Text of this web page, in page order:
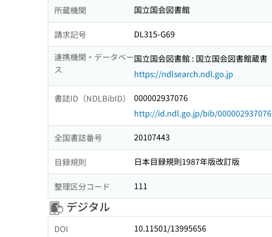
所蔵機関 国立国会図書館
請求記号
DL315-G69
連携機関・データベー
ス
国立国会図書館 : 国立国会図書館蔵書
https://ndlsearch.ndl.go.jp
書誌ID（NDLBibID）
000002937076
http://id.ndl.go.jp/bib/000002937076
全国書誌番号 20107443
目録規則 日本目録規則1987年版改訂版
整理区分コード 111
デジタル
DOI
10.11501/13995656